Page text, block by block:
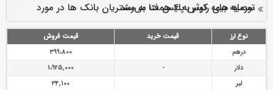
ارزش سهام عدالت بالا رفت
سرمایه بیمه کوثر به ۴ همت می‌رسد
نود ثانیه با فولاد سنگان
تقدیر دبیرکل سندیکای بیمه گران ایران از اقدامات مدیرعامل بیمه
رازی
توصیه های رئیس پلیس فتا به مشتریان بانک ها در مورد
پیشگیری از سرقت های مجازی
نوع ارز قیمت خرید
قیمت فروش
درهم
399،800
دلار
-
1،925,000
لیر
34,100